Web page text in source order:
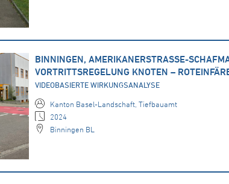
BINNINGEN, AMERIKANERSTRASSE-
VORTRITTSREGELUNG KNOTEN –
VIDEOBASIERTE WIRKUNGSANALYSE
Kanton Basel-Landschaft, Tiefbauamt
2024
Binningen BL